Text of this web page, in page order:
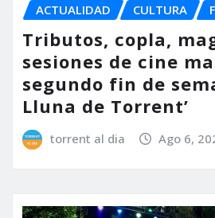
ACTUALIDAD CULTURA
Tributos, copla,
sesiones de cine
segundo fin de
Lluna de Torrent’
torrent al dia Ago 6,